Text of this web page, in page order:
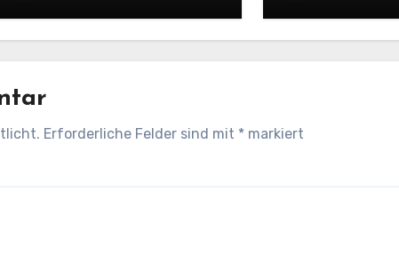
Erforderliche Felder sind mit * markiert